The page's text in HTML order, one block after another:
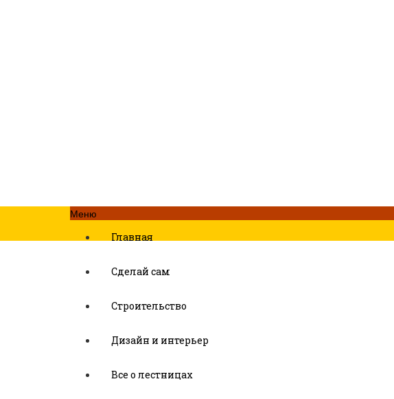
Меню
Главная
Сделай сам
Строительство
Дизайн и интерьер
Все о лестницах